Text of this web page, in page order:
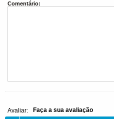
Comentário:
Avaliar: Faça a sua avaliação